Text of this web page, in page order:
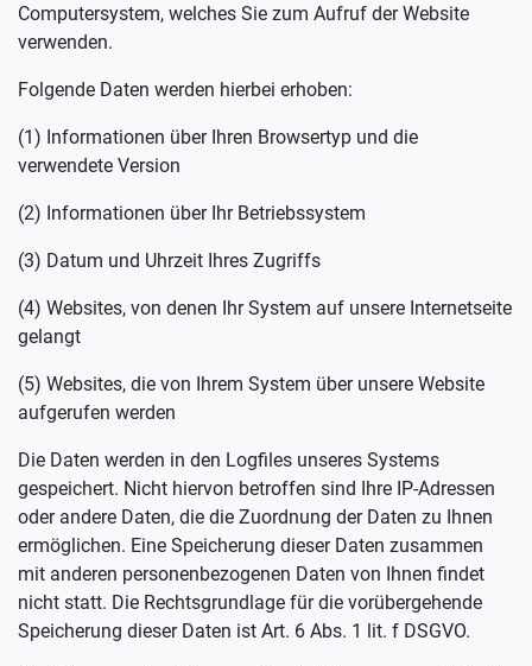
Computersystem, welches Sie zum Aufruf der Website
verwenden.
Folgende Daten werden hierbei erhoben:
(1) Informationen über Ihren Browsertyp und die
verwendete Version
(2) Informationen über Ihr Betriebssystem
(3) Datum und Uhrzeit Ihres Zugriffs
(4) Websites, von denen Ihr System auf unsere Internetseite
gelangt
(5) Websites, die von Ihrem System über unsere Website
aufgerufen werden
Die Daten werden in den Logfiles unseres Systems
gespeichert. Nicht hiervon betroffen sind Ihre IP-Adressen
oder andere Daten, die die Zuordnung der Daten zu Ihnen
ermöglichen. Eine Speicherung dieser Daten zusammen
mit anderen personenbezogenen Daten von Ihnen findet
nicht statt. Die Rechtsgrundlage für die vorübergehende
Speicherung dieser Daten ist Art. 6 Abs. 1 lit. f DSGVO.